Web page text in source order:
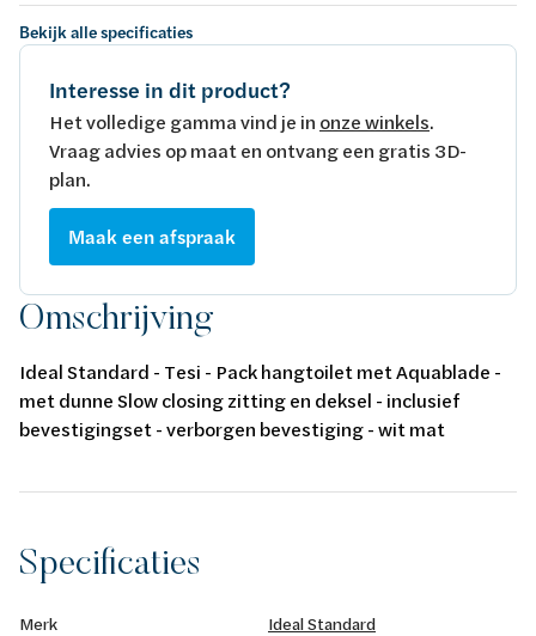
Bekijk alle specificaties
Interesse in dit product?
Het volledige gamma vind je in onze winkels.
Vraag advies op maat en ontvang een gratis 3D-
plan.
Maak een afspraak
Omschrijving
Ideal Standard - Tesi - Pack hangtoilet met Aquablade -
met dunne Slow closing zitting en deksel - inclusief
bevestigingset - verborgen bevestiging - wit mat
Specificaties
Merk
Ideal Standard